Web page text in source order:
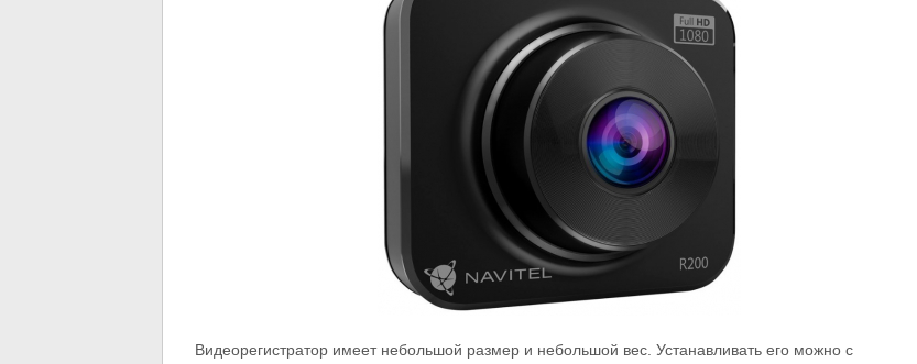
Видеорегистратор имеет небольшой размер и небольшой вес. Устанавливать его можно с